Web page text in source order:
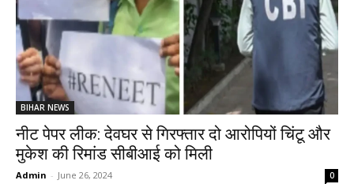
BIHAR NEWS
नीट पेपर लीक: देवघर से गिरफ्तार दो आरोपियों चिंटू और
मुकेश की रिमांड सीबीआई को मिली
Admin - June 26, 2024 0